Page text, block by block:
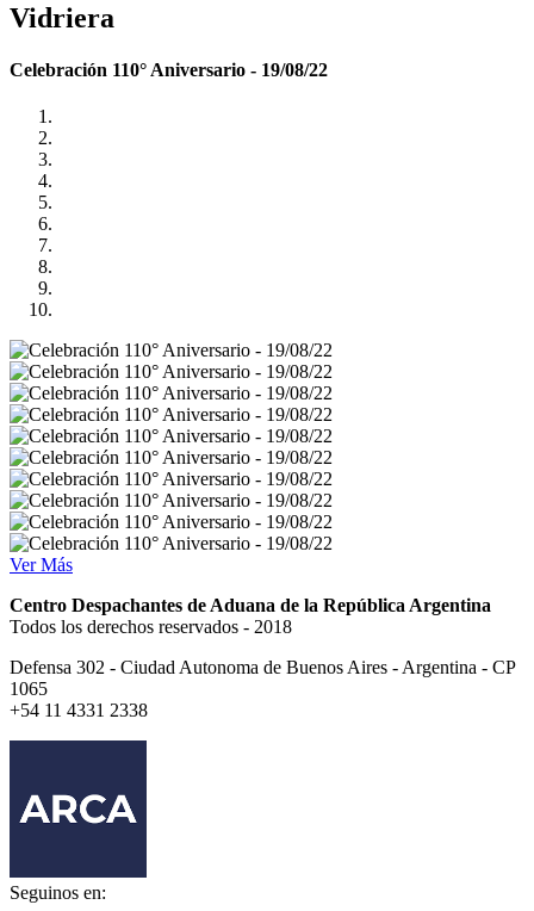
Vidriera
Celebración 110° Aniversario - 19/08/22
Ver Más
Centro Despachantes de Aduana de la República Argentina
Todos los derechos reservados - 2018
Defensa 302 - Ciudad Autonoma de Buenos Aires - Argentina - CP
1065
+54 11 4331 2338
Seguinos en: